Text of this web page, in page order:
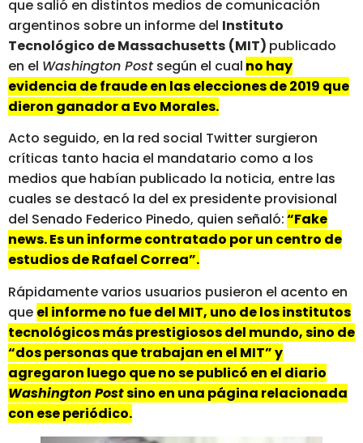
que salió en distintos medios de comunicación
argentinos sobre un informe del Instituto
Tecnológico de Massachusetts (MIT) publicado
en el Washington Post según el cual no hay
evidencia de fraude en las elecciones de 2019 que
dieron ganador a Evo Morales.
Acto seguido, en la red social Twitter surgieron
críticas tanto hacia el mandatario como a los
medios que habían publicado la noticia, entre las
cuales se destacó la del ex presidente provisional
del Senado Federico Pinedo, quien señaló:“Fake
news. Es un informe contratado por un centro de
estudios de Rafael Correa”.
Rápidamente varios usuarios pusieron el acento en
que el informe no fue del MIT, uno de los institutos
tecnológicos más prestigiosos del mundo, sino de
“dos personas que trabajan en el MIT” y
agregaron luego que no se publicó en el diario
Washington Postsino en una página relacionada
con ese periódico.